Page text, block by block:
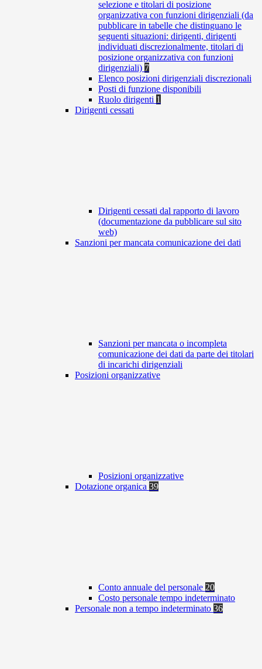
selezione e titolari di posizione
organizzativa con funzioni dirigenziali (da
pubblicare in tabelle che distinguano le
seguenti situazioni: dirigenti, dirigenti
individuati discrezionalmente, titolari di
posizione organizzativa con funzioni
dirigenziali) 7
Elenco posizioni dirigenziali discrezionali
Posti di funzione disponibili
Ruolo dirigenti 1
Dirigenti cessati
Dirigenti cessati dal rapporto di lavoro
(documentazione da pubblicare sul sito
web)
Sanzioni per mancata comunicazione dei dati
Sanzioni per mancata o incompleta
comunicazione dei dati da parte dei titolari
di incarichi dirigenziali
Posizioni organizzative
Posizioni organizzative
Dotazione organica 39
Conto annuale del personale 20
Costo personale tempo indeterminato
Personale non a tempo indeterminato 36